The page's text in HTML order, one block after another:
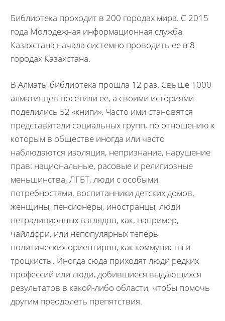
Библиотека проходит в 200 городах мира. С 2015
года Молодежная информационная служба
Казахстана начала системно проводить ее в 8
городах Казахстана.
В Алматы библиотека прошла 12 раз. Свыше 1000
алматинцев посетили ее, а своими историями
поделились 52 «книги». Часто ими становятся
представители социальных групп, по отношению к
которым в обществе иногда или часто
наблюдаются изоляция, непризнание, нарушение
прав: национальные, расовые и религиозные
меньшинства, ЛГБТ, люди с особыми
потребностями, воспитанники детских домов,
женщины, пенсионеры, иностранцы, люди
нетрадиционных взглядов, как, например,
чайлдфри, или непопулярных теперь
политических ориентиров, как коммунисты и
троцкисты. Иногда сюда приходят люди редких
профессий или люди, добившиеся выдающихся
результатов в какой-либо области, чтобы помочь
другим преодолеть препятствия.